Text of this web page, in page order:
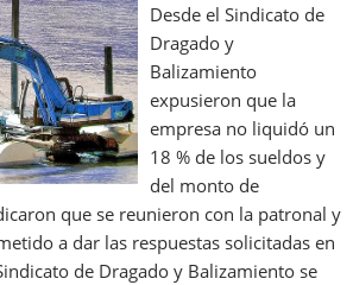
Desde el Sindicato de
Dragado y
Balizamiento
expusieron que la
empresa no liquidó un
18 % de los sueldos y
del monto de
que se reunieron con la patronal y
a dar las respuestas solicitadas en
de Dragado y Balizamiento se